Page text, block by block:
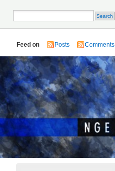
Feed on Posts Comments